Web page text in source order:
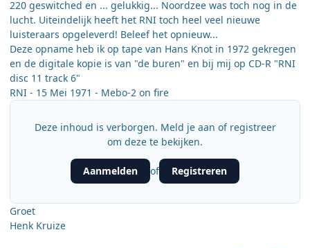
220 geswitched en ... gelukkig... Noordzee was toch nog in de
lucht. Uiteindelijk heeft het RNI toch heel veel nieuwe
luisteraars opgeleverd! Beleef het opnieuw...
Deze opname heb ik op tape van Hans Knot in 1972 gekregen
en de digitale kopie is van "de buren" en bij mij op CD-R "RNI
disc 11 track 6"
RNI - 15 Mei 1971 - Mebo-2 on fire
Deze inhoud is verborgen. Meld je aan of registreer
om deze te bekijken.
Aanmelden of Registreren
Groet
Henk Kruize